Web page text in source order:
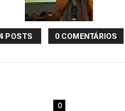
POSTS 0 COMENTÁRIOS
0